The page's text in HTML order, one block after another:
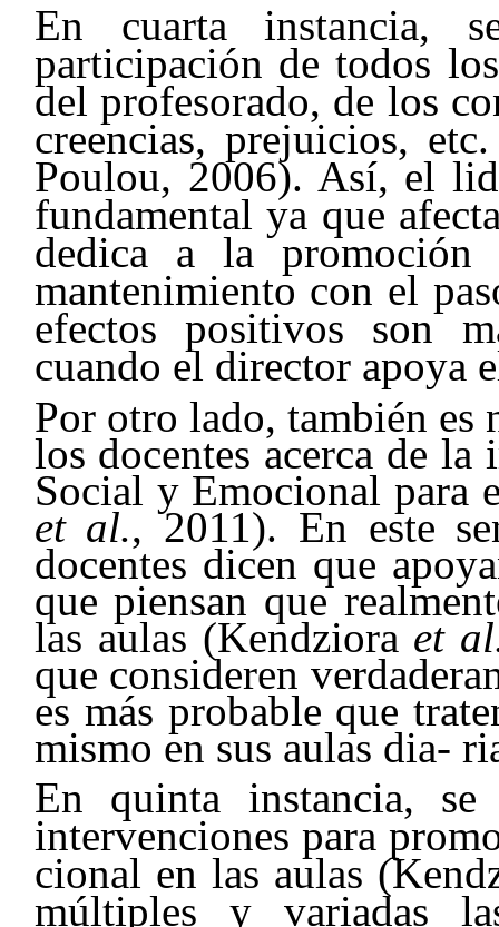
En cuarta instancia,
participación de todos
del profesorado, de los
creencias, prejuicios,
Poulou, 2006). Así, el
fundamental ya que
dedica a la promoción
mantenimiento con el
efectos positivos son
cuando el director apoya
Por otro lado, también es
los docentes acerca de
Social y Emocional para
et al., 2011). En este
docentes dicen que
que piensan que
las aulas (Kendziora et
que consideren
es más probable que
mismo en sus aulas dia-
En quinta instancia,
intervenciones para
cional en las aulas
múltiples y variadas